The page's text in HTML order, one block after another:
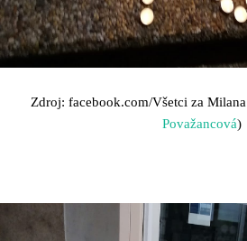
Zdroj: facebook.com/Všetci za Milana
Považancová)